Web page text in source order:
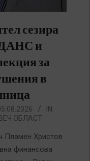
сезира
ДАНС и
за
в
IN:
ОБЛАСТ
Пламен Христов
финансова